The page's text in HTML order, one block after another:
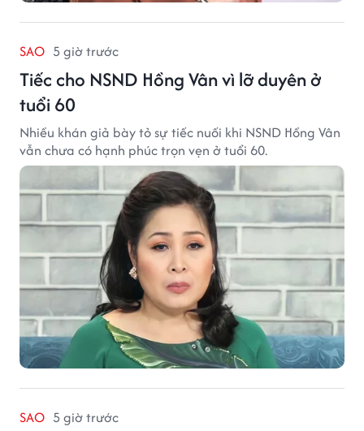
SAO 5 giờ trước
Tiếc cho NSND Hồng Vân vì lỡ duyên ở
tuổi 60
Nhiều khán giả bày tỏ sự tiếc nuối khi NSND Hồng Vân
vẫn chưa có hạnh phúc trọn vẹn ở tuổi 60.
SAO 5 giờ trước